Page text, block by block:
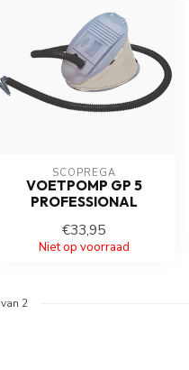
SCOPREGA
VOETPOMP GP 5
PROFESSIONAL
€33,95
Niet op voorraad
van 2